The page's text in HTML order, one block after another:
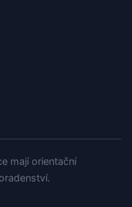
mají orientační